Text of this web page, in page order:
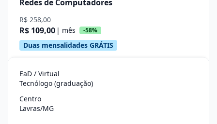
Redes de Computadores
R$ 258,00
R$ 109,00 | mês -58%
Duas mensalidades GRÁTIS
EaD / Virtual
Tecnólogo (graduação)
Centro
Lavras/MG